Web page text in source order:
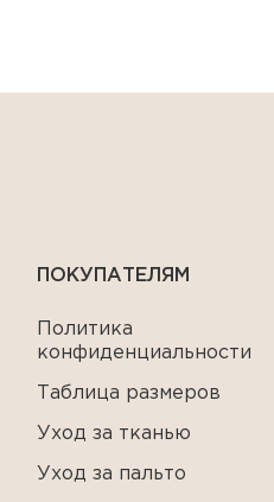
ПОКУПАТЕЛЯМ
Политика
конфиденциальности
Таблица размеров
Уход за тканью
Уход за пальто